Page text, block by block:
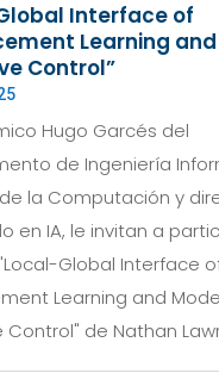
Interface of
Learning
Control”
Hugo Garcés del
de Ingeniería
la Computación y
en IA, le invitan a
Global Interface
Learning and
Control" de Nathan